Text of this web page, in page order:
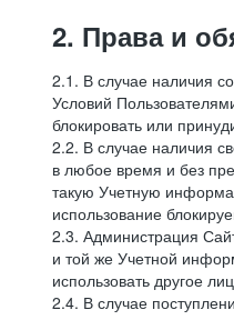
2. Права и
2.1. В случае наличия
Условий
блокировать или
2.2. В случае наличия
в любое время и без
такую Учетную
использование
2.3. Администрация
и той же Учетной
использовать другое
2.4. В случае